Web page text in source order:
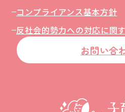
コンプライアンス基本方針
反社会的勢力への対応に関
お問い合